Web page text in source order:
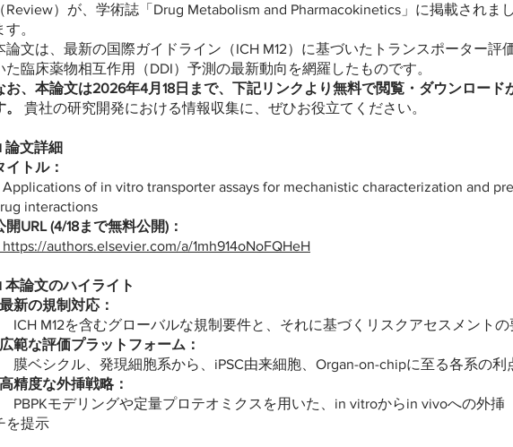
（Review）が、学術誌「Drug Metabolism and Pharmacokinetics」に掲載されま
す。
論文は、最新の国際ガイドライン（ICH M12）に基づいたトランスポーター評
た臨床薬物相互作用（DDI）予測の最新動向を網羅したものです。
お、本論文は2026年4月18日まで、下記リンクより無料で閲覧・ダウンロード
。
貴社の研究開発における情報収集に、ぜひお役立てください。
論文詳細
イトル：
Applications of in vitro transporter assays for mechanistic characterization and
interactions
開URL (4/18まで無料公開)：
https://authors.elsevier.com/a/1mh914oNoFQHeH
本論文のハイライト
最新の規制対応：
ICH M12を含むグローバルな規制要件と、それに基づくリスクアセスメントの
広範な評価プラットフォーム：
膜ベシクル、発現細胞系から、iPSC由来細胞、Organ-on-chipに至る各系の利
高精度な外挿戦略：
PBPKモデリングや定量プロテオミクスを用いた、in vitroからin vivoへの外挿
を提示